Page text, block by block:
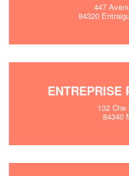
447
84320
ENTREPRISE
132
84340